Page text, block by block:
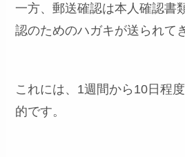
一方、郵送確認は本人確認書
認のためのハガキが送られて
これには、1週間から10日程
的です。